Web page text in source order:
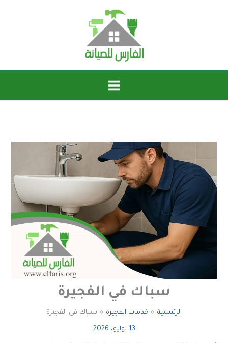
سباك في الفجيرة
الرئيسية خدمات الفجيرة سباك في الفجيرة
13 يوليو، 2026